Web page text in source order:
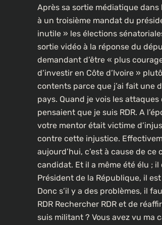
Après sa sortie médiatique
à un troisième mandat du
inutile » les élections
sortie vidéo à la réponse du
demandant d’être « plus
d’investir en Côte d’Ivoire »
contents parce que j’ai fait une
pays. Quand je vois les attaques
pensaient que je suis RDR. A
votre mentor était victime
contre cette injustice.
aujourd’hui, c’est à cause de
candidat. Et il a même été élu ;
Président de la République, il
Donc s’il y a des problèmes, il
RDR Rechercher RDR et de
suis militant ? Vous avez vu ma